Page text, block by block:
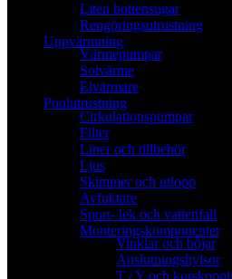
Liten bottensugar
Rengöringsutrustning
Uppvärmning
Värmepumpar
Solvärme
Elvärmare
Poolutrustning
Cirkulationspumpar
Filter
Liner och tillbehör
Ljus
Skimmer och utlopp
Avfuktare
Sport- lek och vattenfall
Monteringskomponenter
Vinklar och böjar
Anslutningshylsor
T / Y och